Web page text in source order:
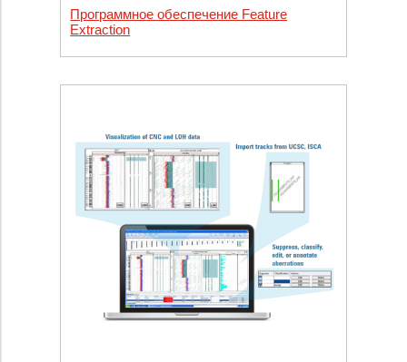
Программное обеспечение Feature
Extraction